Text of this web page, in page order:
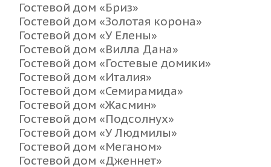
Гостевой дом «Бриз»
Гостевой дом «Золотая корона»
Гостевой дом «У Елены»
Гостевой дом «Вилла Дана»
Гостевой дом «Гостевые домики»
Гостевой дом «Италия»
Гостевой дом «Семирамида»
Гостевой дом «Жасмин»
Гостевой дом «Подсолнух»
Гостевой дом «У Людмилы»
Гостевой дом «Меганом»
Гостевой дом «Дженнет»